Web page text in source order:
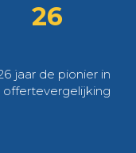
26
jaar de pionier in
offertevergelijking